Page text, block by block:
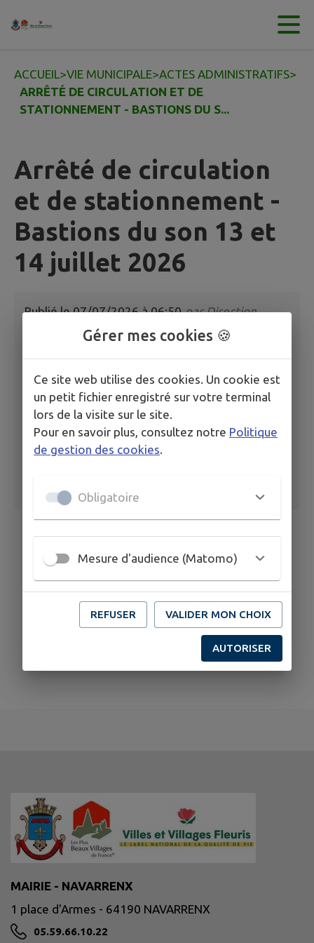
Contenu
ACCUEIL>VIE MUNICIPALE>ACTES ADMINISTRATIFS>
ARRÊTÉ DE CIRCULATION ET DE
STATIONNEMENT - BASTIONS DU S...
Arrêté de circulation
et de stationnement -
Bastions du son 13 et
14 juillet 2026
Publié le07/07/2026 à 06:50 parDirection
MAIRIE - NAVARRENX
1 place d'Armes - 64190 NAVARRENX
05.59.66.10.22
Gérer mes cookies 🍪
Ce site web utilise des cookies. Un cookie est
un petit fichier enregistré sur votre terminal
lors de la visite sur le site.
Pour en savoir plus, consultez notre Politique
de gestion des cookies
Obligatoire
Mesure d'audience (Matomo)
REFUSER VALIDER MON CHOIX
AUTORISER